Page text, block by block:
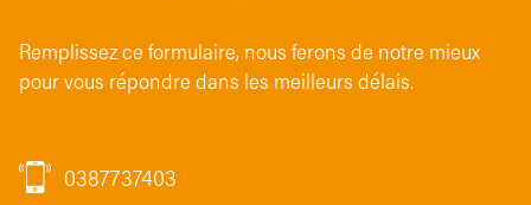
Remplissez ce formulaire, nous ferons de notre mieux
pour vous répondre dans les meilleurs délais.
0387737403